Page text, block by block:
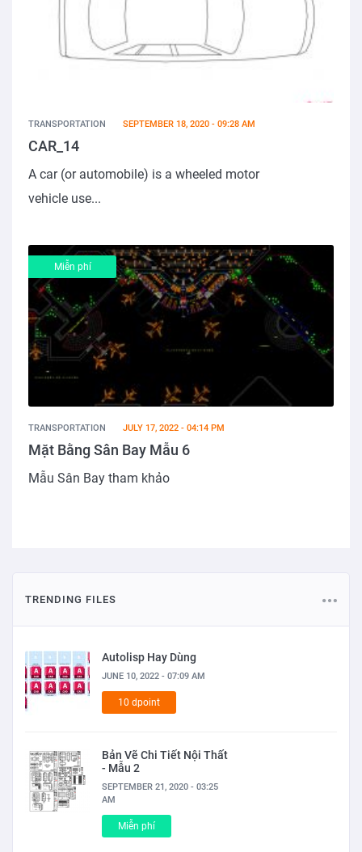
TRANSPORTATION SEPTEMBER 18, 2020 - 09:28 AM
CAR_14
A car (or automobile) is a wheeled motor
vehicle use...
Miễn phí
TRANSPORTATION JULY 17, 2022 - 04:14 PM
Mặt Bằng Sân Bay Mẫu 6
Mẫu Sân Bay tham khảo
TRENDING FILES
Autolisp Hay Dùng
JUNE 10, 2022 - 07:09 AM
10 dpoint
Bản Vẽ Chi Tiết Nội Thất
- Mẫu 2
SEPTEMBER 21, 2020 - 03:25
AM
Miễn phí